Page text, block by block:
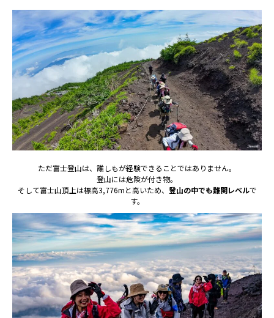
ただ富士登山は、誰しもが経験できることではありません。
登山には危険が付き物。
そして富士山頂上は標高3,776mと高いため、 登山の中でも難関レベルで
す。